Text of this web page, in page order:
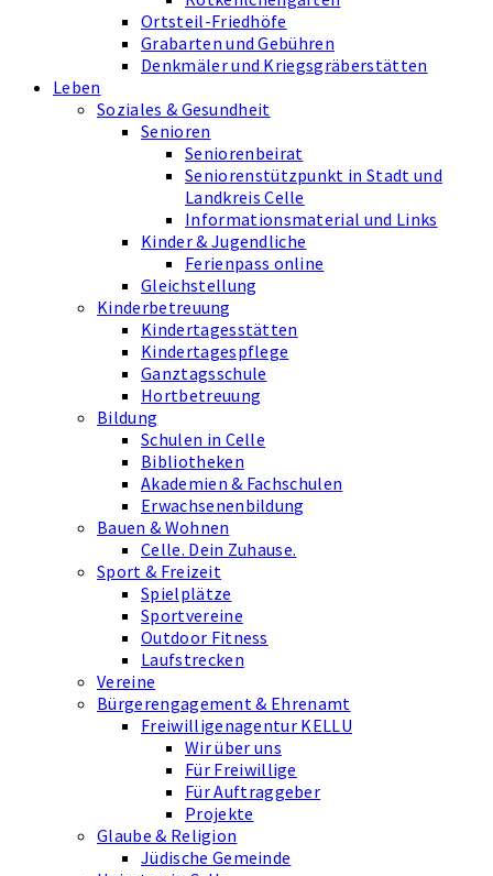
Ortsteil-Friedhöfe
Grabarten und Gebühren
Denkmäler und Kriegsgräberstätten
Leben
Soziales & Gesundheit
Senioren
Seniorenbeirat
Seniorenstützpunkt in Stadt und
Landkreis Celle
Informationsmaterial und Links
Kinder & Jugendliche
Ferienpass online
Gleichstellung
Kinderbetreuung
Kindertagesstätten
Kindertagespflege
Ganztagsschule
Hortbetreuung
Bildung
Schulen in Celle
Bibliotheken
Akademien & Fachschulen
Erwachsenenbildung
Bauen & Wohnen
Celle. Dein Zuhause.
Sport & Freizeit
Spielplätze
Sportvereine
Outdoor Fitness
Laufstrecken
Vereine
Bürgerengagement & Ehrenamt
Freiwilligenagentur KELLU
Wir über uns
Für Freiwillige
Für Auftraggeber
Projekte
Glaube & Religion
Jüdische Gemeinde